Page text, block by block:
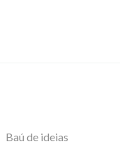
Baú de ideias